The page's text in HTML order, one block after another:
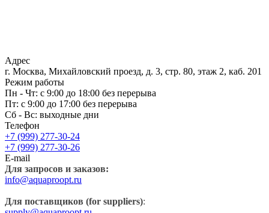
Адрес
г. Москва, Михайловский проезд, д. 3, стр. 80, этаж 2, каб. 201
Режим работы
Пн - Чт: с 9:00 до 18:00 без перерыва
Пт: с 9:00 до 17:00 без перерыва
Сб - Вс: выходные дни
Телефон
+7 (999) 277-30-24
+7 (999) 277-30-26
E-mail
Для запросов и заказов:
info@aquaproopt.ru
Для поставщиков (for suppliers):